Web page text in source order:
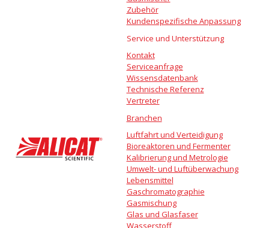
Zubehör
Kundenspezifische Anpassung
Service und Unterstützung
Kontakt
Serviceanfrage
Wissensdatenbank
Technische Referenz
Vertreter
Branchen
Luftfahrt und Verteidigung
Bioreaktoren und Fermenter
Kalibrierung und Metrologie
Umwelt- und Luftüberwachung
Lebensmittel
Gaschromatographie
Gasmischung
Glas und Glasfaser
Wasserstoff